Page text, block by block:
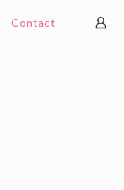
Contact